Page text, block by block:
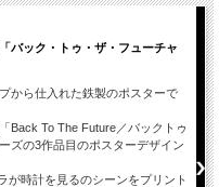
バック・トゥ・ザ・フューチャ
から仕入れた鉄製のポスターで
Back To The Future／バックトゥ
ズの3作品目のポスターデザイン
が時計を見るのシーンをプリント